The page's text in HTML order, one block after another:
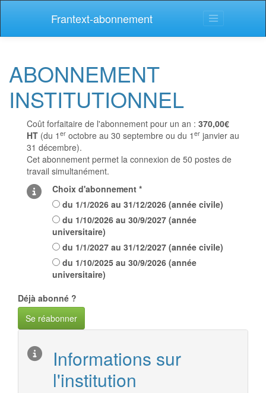
Frantext-abonnement
ABONNEMENT
INSTITUTIONNEL
Coût forfaitaire de l'abonnement pour un an : 370,00€
HT (du 1 er octobre au 30 septembre ou du 1 er janvier au
31 décembre).
Cet abonnement permet la connexion de 50 postes de
travail simultanément.
Choix d'abonnement *
du 1/1/2026au 31/12/2026(année civile)
du 1/10/2026au 30/9/2027(année
universitaire)
du 1/1/2027au 31/12/2027(année civile)
du 1/10/2025au 30/9/2026(année
universitaire)
Déjà abonné ?
Se réabonner
Informations sur
l'institution